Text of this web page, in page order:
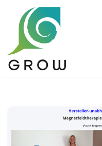
Zum
springen